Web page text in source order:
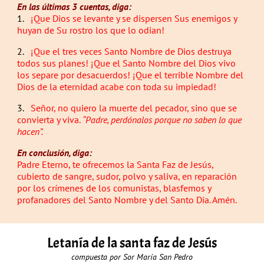
En las últimas 3 cuentas, diga:
1. ¡Que Dios se levante y se dispersen Sus enemigos y
huyan de Su rostro los que lo odian!
2. ¡Que el tres veces Santo Nombre de Dios destruya
todos sus planes! ¡Que el Santo Nombre del Dios vivo
los separe por desacuerdos! ¡Que el terrible Nombre del
Dios de la eternidad acabe con toda su impiedad!
3. Señor, no quiero la muerte del pecador, sino que se
convierta y viva. “Padre, perdónalos porque no saben lo que
hacen”.
En conclusión, diga:
Padre Eterno, te ofrecemos la Santa Faz de Jesús,
cubierto de sangre, sudor, polvo y saliva, en reparación
por los crímenes de los comunistas, blasfemos y
profanadores del Santo Nombre y del Santo Día. Amén.
Letanía de la santa faz de Jesús
compuesta por Sor María San Pedro